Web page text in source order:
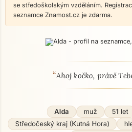
se středoškolským vzděláním.
seznamce Znamost.cz je zdarma.
O mně - seznamka profil
“Ahoj kočko, právě
Alda muž 51 let
Středočeský kraj (Kutná Hora)